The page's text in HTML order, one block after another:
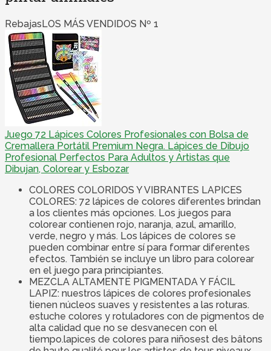
RebajasLOS MÁS VENDIDOS Nº 1
Juego 72 Lápices Colores Profesionales con Bolsa de
Cremallera Portátil Premium Negra. Lápices de Dibujo
Profesional Perfectos Para Adultos y Artistas que
Dibujan, Colorear y Esbozar
COLORES COLORIDOS Y VIBRANTES LAPICES
COLORES: 72 lápices de colores diferentes brindan
a los clientes más opciones. Los juegos para
colorear contienen rojo, naranja, azul, amarillo,
verde, negro y más. Los lápices de colores se
pueden combinar entre sí para formar diferentes
efectos. También se incluye un libro para colorear
en el juego para principiantes.
MEZCLA ALTAMENTE PIGMENTADA Y FÁCIL
LAPIZ: nuestros lápices de colores profesionales
tienen núcleos suaves y resistentes a las roturas.
estuche colores y rotuladores con de pigmentos de
alta calidad que no se desvanecen con el
tiempo.lapices de colores para niñosest des bâtons